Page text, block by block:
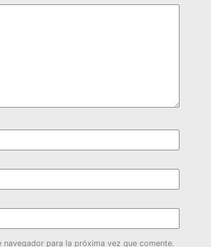
para la próxima vez que comente.